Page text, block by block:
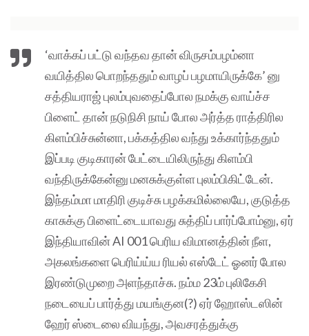
‘வாக்கப் பட்டு வந்தவ தான் விருசம்பழம்னா
வயித்தில பொறந்ததும் வாழப் பழமாயிருக்கே’ னு
சத்தியராஜ் புலம்புவதைப்போல நமக்கு வாய்ச்ச
பிளைட் தான் நடுநிசி நாய் போல அர்த்த ராத்திரில
கிளம்பிச்சுன்னா, பக்கத்தில வந்து உக்கார்ந்ததும்
இப்படி குடிகாரன் பேட்டையிலிருந்து கிளம்பி
வந்திருக்கேன்னு மனசுக்குள்ள புலம்பிகிட்டேன்.
இந்தம்மா மாதிரி குடிச்சு பழக்கமில்லையே, குடுத்த
காசுக்கு பிளைட்டையாவது சுத்திப் பார்ப்போம்னு, ஏர்
இந்தியாவின் AI 001 பெரிய விமானத்தின் நீள,
அகலங்களை பெரிய்ய்ய ரியல் எஸ்டேட் ஓனர் போல
இரண்டுமுறை அளந்தாச்சு. நம்ம 23ம் புலிகேசி
நடையைப் பார்த்து மயங்குன(?) ஏர் ஹோஸ்டஸின்
ஹேர் ஸ்டைலை வியந்து, அவசரத்துக்கு